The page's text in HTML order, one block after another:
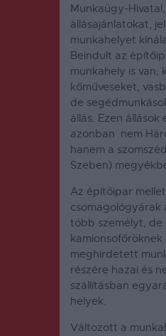
Munkaügy-
állásajánlatokat,
munkahelyet
Beindult az
munkahely is van,
kőműveseket,
de
állás. Ezen állások
azonban nem
hanem a
Szeben)
Az építőipar
csomagológyárak
több személyt, de
kamionsofőröknek
meghirdetett
részére hazai és
szállításban
helyek.
Változott a